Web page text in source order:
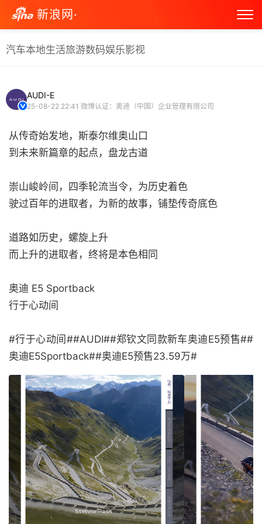
新浪网·
汽车本地生活旅游数码娱乐影视
AUDI-E
25-08-22 22:41 微博认证：奥迪（中国）企业管理有限公司
从传奇始发地，斯泰尔维奥山口
到未来新篇章的起点，盘龙古道
崇山峻岭间，四季轮流当令，为历史着色
驶过百年的进取者，为新的故事，铺垫传奇底色
道路如历史，螺旋上升
而上升的进取者，终将是本色相同
奥迪 E5 Sportback
行于心动间
#行于心动间##AUDI##郑钦文同款新车奥迪E5预售##
奥迪E5Sportback##奥迪E5预售23.59万#